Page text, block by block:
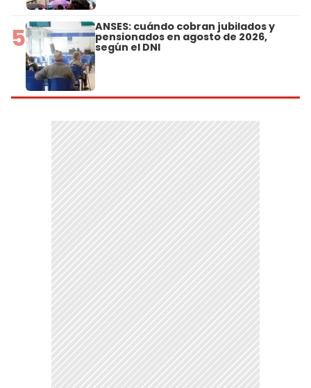
5 ANSES: cuándo cobran jubilados y
pensionados en agosto de 2026,
según el DNI